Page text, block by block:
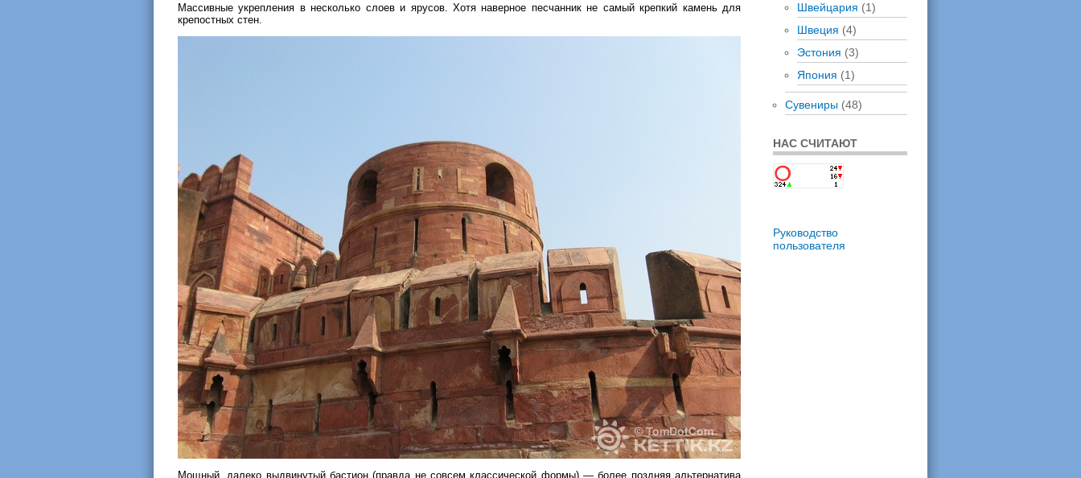
Массивные укрепления в несколько слоев и ярусов. Хотя наверное песчанник не самый крепкий камень для
крепостных стен.
Мощный, далеко выдвинутый бастион (правда не совсем классической формы) — более поздняя альтернатива
Швейцария (1)
Швеция (4)
Эстония (3)
Япония (1)
Сувениры (48)
НАС СЧИТАЮТ
Руководство
пользователя